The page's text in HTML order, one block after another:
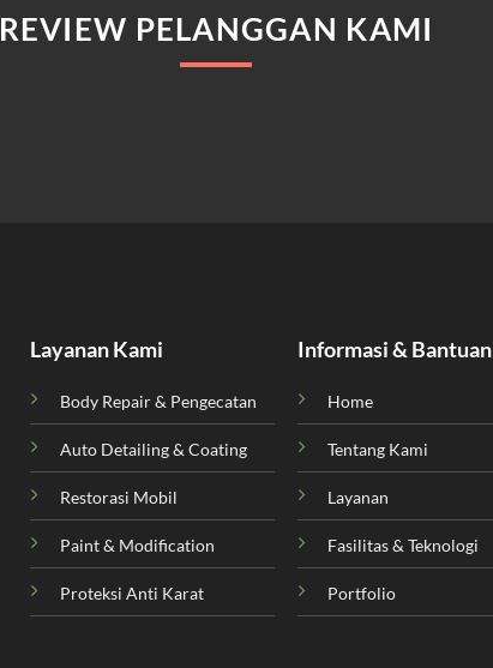
REVIEW PELANGGAN KAMI
Layanan Kami
Body Repair & Pengecatan
Auto Detailing & Coating
Restorasi Mobil
Paint & Modification
Proteksi Anti Karat
Informasi & Bantuan
Home
Tentang Kami
Layanan
Fasilitas & Teknologi
Portfolio